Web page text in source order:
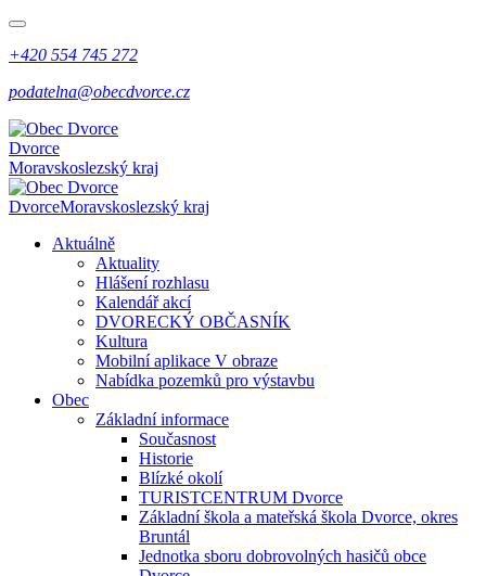
+420 554 745 272
podatelna@obecdvorce.cz
Dvorce
Moravskoslezský kraj
DvorceMoravskoslezský kraj
Aktuálně
Aktuality
Hlášení rozhlasu
Kalendář akcí
DVORECKÝ OBČASNÍK
Kultura
Mobilní aplikace V obraze
Nabídka pozemků pro výstavbu
Obec
Základní informace
Současnost
Historie
Blízké okolí
TURISTCENTRUM Dvorce
Základní škola a mateřská škola Dvorce, okres
Bruntál
Jednotka sboru dobrovolných hasičů obce